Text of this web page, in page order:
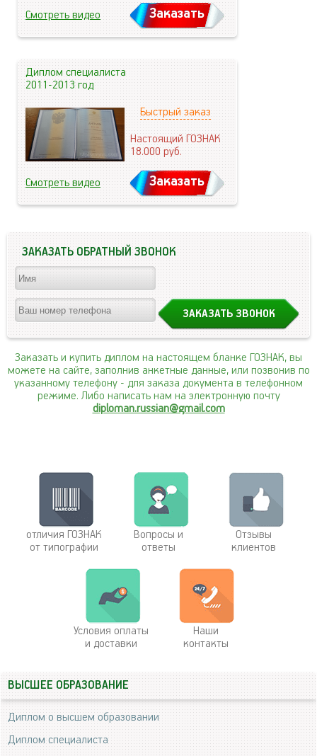
Смотреть видео Заказать
Диплом специалиста
2011-2013 год
Быстрый заказ
Настоящий ГОЗНАК
18.000руб.
Смотреть видео Заказать
ЗАКАЗАТЬ ОБРАТНЫЙ ЗВОНОК
Заказать и купить диплом на настоящем бланке ГОЗНАК, вы
можете на сайте, заполнив анкетные данные, или позвонив по
указанному телефону - для заказа документа в телефонном
режиме. Либо написать нам на электронную почту
diploman.russian@gmail.com
отличия ГОЗНАК
от типографии
Вопросы и
ответы
Отзывы
клиентов
Условия оплаты
и доставки
Наши
контакты
ВЫСШЕЕ ОБРАЗОВАНИЕ
Диплом о высшем образовании
Диплом специалиста